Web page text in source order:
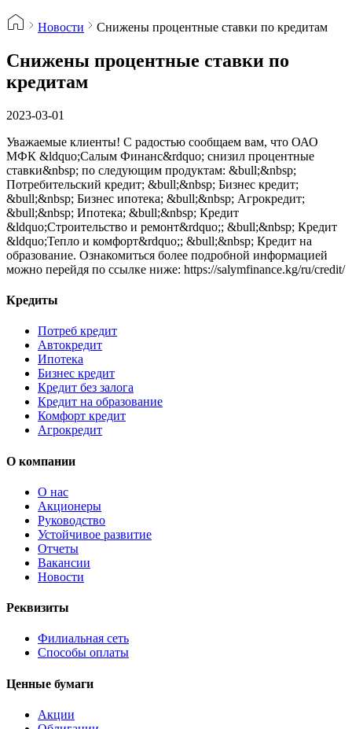
Новости Снижены процентные ставки по кредитам
Снижены процентные ставки по
кредитам
2023-03-01
Уважаемые клиенты! С радостью сообщаем вам, что ОАО
МФК &ldquo;Салым Финанс&rdquo; снизил процентные
ставки&nbsp; по следующим продуктам: &bull;&nbsp;
Потребительский кредит; &bull;&nbsp; Бизнес кредит;
&bull;&nbsp; Бизнес ипотека; &bull;&nbsp; Агрокредит;
&bull;&nbsp; Ипотека; &bull;&nbsp; Кредит
&ldquo;Строительство и ремонт&rdquo;; &bull;&nbsp; Кредит
&ldquo;Тепло и комфорт&rdquo;; &bull;&nbsp; Кредит на
образование. Ознакомиться более подробной информацией
можно перейдя по ссылке ниже: https://salymfinance.kg/ru/credit/
Кредиты
Потреб кредит
Автокредит
Ипотека
Бизнес кредит
Кредит без залога
Кредит на образование
Комфорт кредит
Агрокредит
О компании
О нас
Акционеры
Руководство
Устойчивое развитие
Отчеты
Вакансии
Новости
Реквизиты
Филиальная сеть
Способы оплаты
Ценные бумаги
Акции